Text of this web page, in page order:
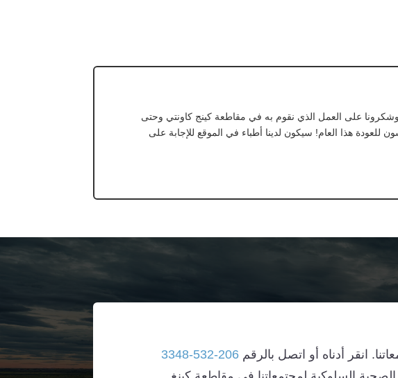
على العمل الذي نقوم به في مقاطعة كينج كاونتي وحتى
هذا العام! سيكون لدينا أطباء في الموقع للإجابة على
انقر أدناه أو اتصل بالرقم206-532-3348